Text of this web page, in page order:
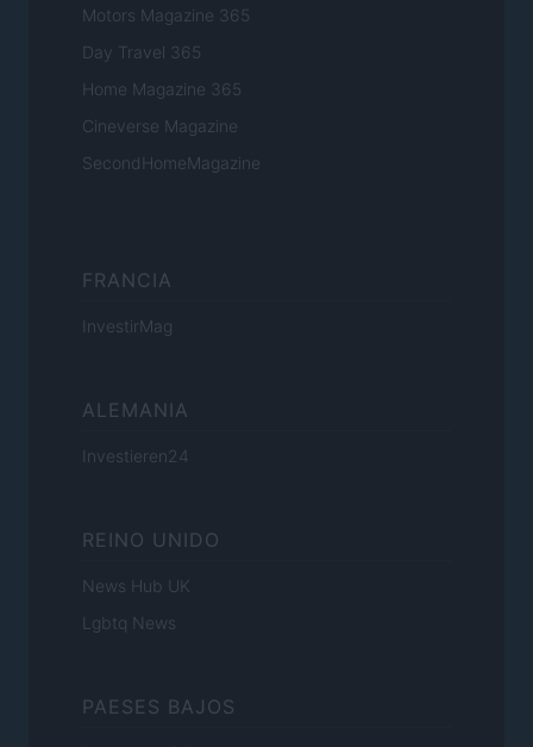
Motors Magazine 365
Day Travel 365
Home Magazine 365
Cineverse Magazine
SecondHomeMagazine
FRANCIA
InvestirMag
ALEMANIA
Investieren24
REINO UNIDO
News Hub UK
Lgbtq News
PAESES BAJOS